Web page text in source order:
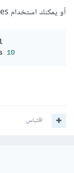
أو يمكنك استخدام update-alternatives كالتالي
10
اقتباس